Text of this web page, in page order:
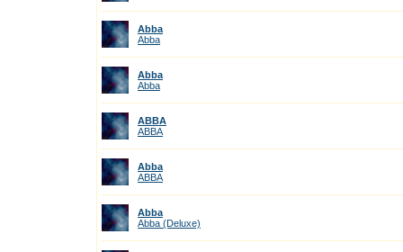
Abba
Abba
Abba
Abba
ABBA
ABBA
Abba
ABBA
Abba
Abba (Deluxe)